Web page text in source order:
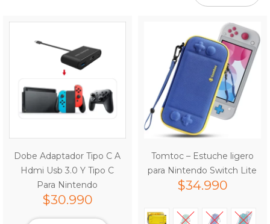
Dobe Adaptador Tipo C A
Hdmi Usb 3.0 Y Tipo C
Para Nintendo
$30.990
Tomtoc – Estuche ligero
para Nintendo Switch Lite
$34.990